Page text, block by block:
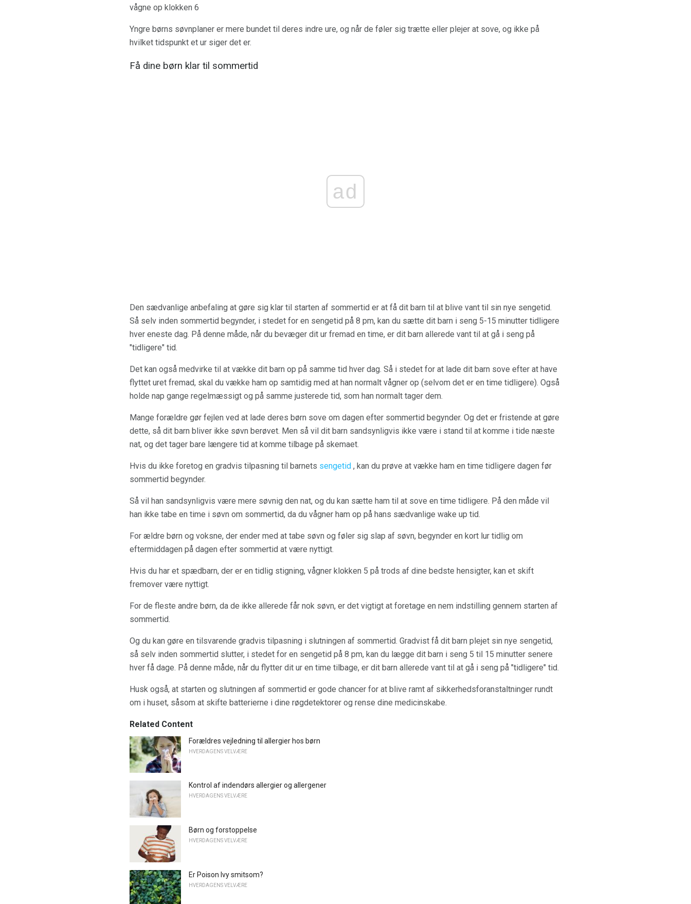
vågne op klokken 6
Yngre børns søvnplaner er mere bundet til deres indre ure, og når de føler sig trætte eller plejer at sove, og ikke på
hvilket tidspunkt et ur siger det er.
Få dine børn klar til sommertid
ad
Den sædvanlige anbefaling at gøre sig klar til starten af ​​sommertid er at få dit barn til at blive vant til sin nye sengetid.
Så selv inden sommertid begynder, i stedet for en sengetid på 8 pm, kan du sætte dit barn i seng 5-15 minutter tidligere
hver eneste dag. På denne måde, når du bevæger dit ur fremad en time, er dit barn allerede vant til at gå i seng på
"tidligere" tid.
Det kan også medvirke til at vække dit barn op på samme tid hver dag. Så i stedet for at lade dit barn sove efter at have
flyttet uret fremad, skal du vække ham op samtidig med at han normalt vågner op (selvom det er en time tidligere). Også
holde nap gange regelmæssigt og på samme justerede tid, som han normalt tager dem.
Mange forældre gør fejlen ved at lade deres børn sove om dagen efter sommertid begynder. Og det er fristende at gøre
dette, så dit barn bliver ikke søvn berøvet. Men så vil dit barn sandsynligvis ikke være i stand til at komme i tide næste
nat, og det tager bare længere tid at komme tilbage på skemaet.
Hvis du ikke foretog en gradvis tilpasning til barnets sengetid , kan du prøve at vække ham en time tidligere dagen før
sommertid begynder.
Så vil han sandsynligvis være mere søvnig den nat, og du kan sætte ham til at sove en time tidligere. På den måde vil
han ikke tabe en time i søvn om sommertid, da du vågner ham op på hans sædvanlige wake up tid.
For ældre børn og voksne, der ender med at tabe søvn og føler sig slap af søvn, begynder en kort lur tidlig om
eftermiddagen på dagen efter sommertid at være nyttigt.
Hvis du har et spædbarn, der er en tidlig stigning, vågner klokken 5 på trods af dine bedste hensigter, kan et skift
fremover være nyttigt.
For de fleste andre børn, da de ikke allerede får nok søvn, er det vigtigt at foretage en nem indstilling gennem starten af ​​
sommertid.
Og du kan gøre en tilsvarende gradvis tilpasning i slutningen af ​​sommertid. Gradvist få dit barn plejet sin nye sengetid,
så selv inden sommertid slutter, i stedet for en sengetid på 8 pm, kan du lægge dit barn i seng 5 til 15 minutter senere
hver få dage. På denne måde, når du flytter dit ur en time tilbage, er dit barn allerede vant til at gå i seng på "tidligere" tid.
Husk også, at starten og slutningen af ​​sommertid er gode chancer for at blive ramt af sikkerhedsforanstaltninger rundt
om i huset, såsom at skifte batterierne i dine røgdetektorer og rense dine medicinskabe.
Related Content
Forældres vejledning til allergier hos børn
HVERDAGENS VELVÆRE
Kontrol af indendørs allergier og allergener
HVERDAGENS VELVÆRE
Børn og forstoppelse
HVERDAGENS VELVÆRE
Er Poison Ivy smitsom?
HVERDAGENS VELVÆRE